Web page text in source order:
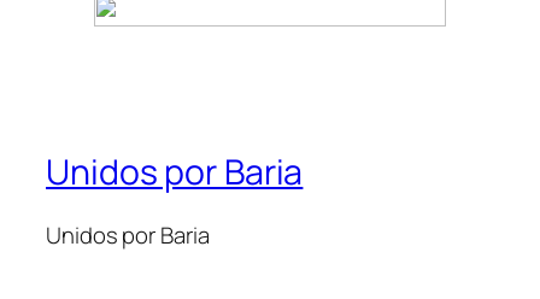
Unidos por Baria
Unidos por Baria